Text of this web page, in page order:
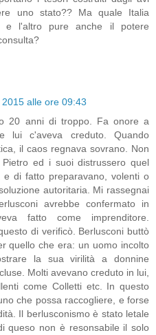
uno stato?? Ma quale Italia
l'altro pure anche il potere
alle ore 09:43
20 anni di troppo. Fa onore a
lui c'aveva creduto. Quando
il caos regnava sovrano. Non
ed i suoi distrussero quel
e di fatto preparavano, volenti o
autoritaria. Mi rassegnai
avrebbe confermato in
fatto come imprenditore.
di verificò. Berlusconi buttò
quello che era: un uomo incolto
la sua virilità a donnine
Molti avevano creduto in lui,
come Colletti etc. In questo
che possa raccogliere, e forse
Il berlusconismo è stato letale
queso non è resonsabile il solo